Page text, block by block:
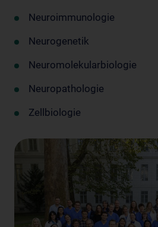
Neuroimmunologie
Neurogenetik
Neuromolekularbiologie
Neuropathologie
Zellbiologie